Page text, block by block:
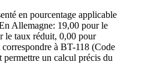
en pourcentage applicable
Allemagne: 19,00 pour le
le taux réduit, 0,00 pour
à BT-118 (Code
un calcul précis du